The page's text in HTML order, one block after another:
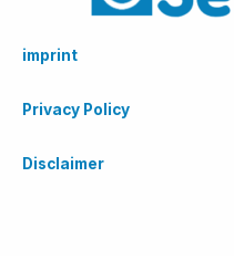
imprint
Privacy Policy
Disclaimer